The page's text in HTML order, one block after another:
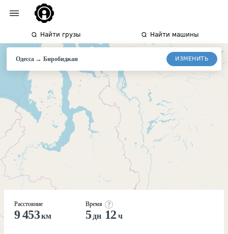
Найти грузы Найти машины
Одесса→Биробиджан ИЗМЕНИТЬ
Расстояние
9 453км
Время
5 дн 12 ч